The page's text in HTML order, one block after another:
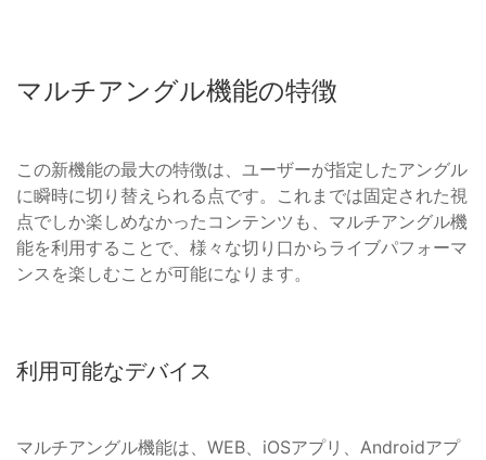
マルチアングル機能の特徴
この新機能の最大の特徴は、ユーザーが指定したアングル
に瞬時に切り替えられる点です。これまでは固定された視
点でしか楽しめなかったコンテンツも、マルチアングル機
能を利用することで、様々な切り口からライブパフォーマ
ンスを楽しむことが可能になります。
利用可能なデバイス
マルチアングル機能は、WEB、iOSアプリ、Androidアプ